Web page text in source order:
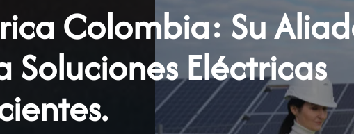
Colombia: Su
Soluciones Eléctricas